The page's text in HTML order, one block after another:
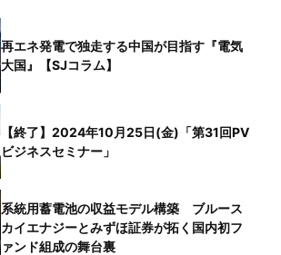
再エネ発電で独走する中国が目指す『電気
大国』【SJコラム】
【終了】2024年10月25日(金)「第31回PV
ビジネスセミナー」
系統用蓄電池の収益モデル構築 ブルース
カイエナジーとみずほ証券が拓く国内初フ
ァンド組成の舞台裏